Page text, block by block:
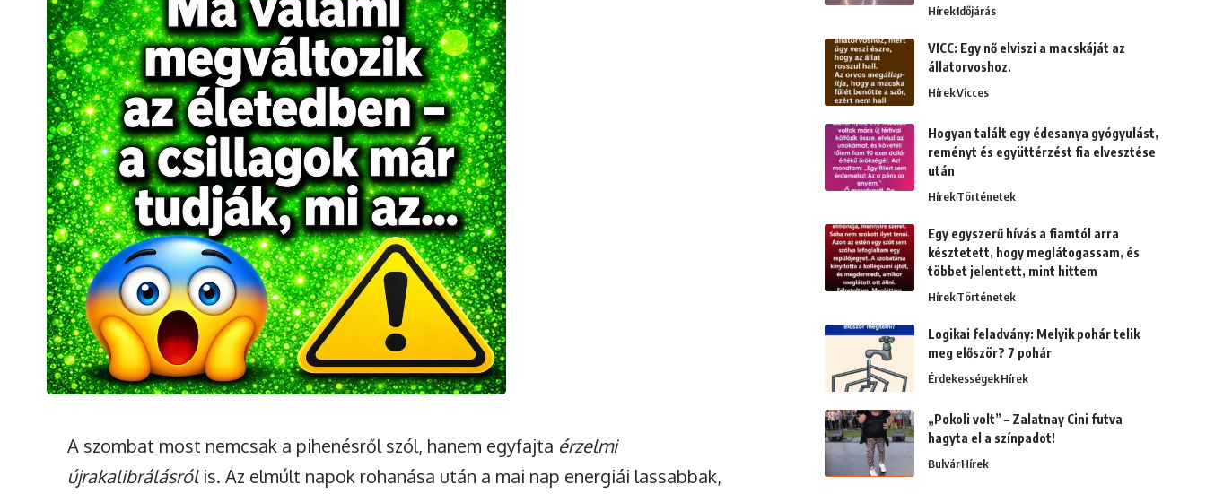
A szombat most nemcsak a pihenésről szól, hanem egyfajta érzelmi
újrakalibrálásrólis. Az elmúlt napok rohanása után a mai nap energiái lassabbak,
HírekIdőjárás
VICC: Egy nő elviszi a macskáját az
állatorvoshoz.
HírekVicces
Hogyan talált egy édesanya gyógyulást,
reményt és együttérzést fia elvesztése
után
HírekTörténetek
Egy egyszerű hívás a fiamtól arra
késztetett, hogy meglátogassam, és
többet jelentett, mint hittem
HírekTörténetek
Logikai feladvány: Melyik pohár telik
meg először? 7 pohár
ÉrdekességekHírek
„Pokoli volt” – Zalatnay Cini futva
hagyta el a színpadot!
BulvárHírek